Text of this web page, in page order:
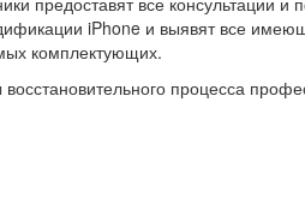
iPhone и выявят все
комплектующих.
процесса